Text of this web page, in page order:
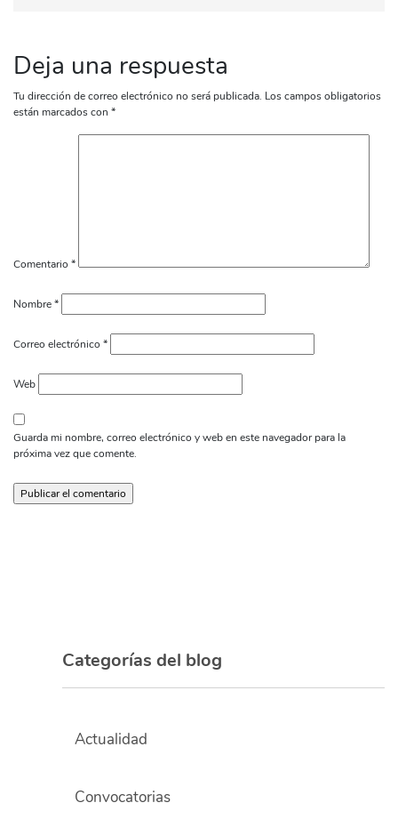
Deja una respuesta
Tu dirección de correo electrónico no será publicada. Los campos obligatorios
están marcados con *
Comentario *
Nombre*
Correo electrónico *
Web
Guarda mi nombre, correo electrónico y web en este navegador para la
próxima vez que comente.
Categorías del blog
Actualidad
Convocatorias